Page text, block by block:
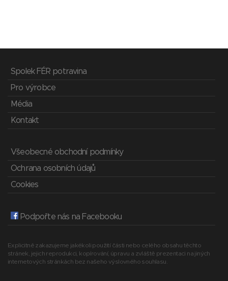
Spolek FÉR potravina
Pro výrobce
Média
Kontakt
Všeobecné obchodní podmínky
Ochrana osobních údajů
Cookies
Podpořte nás na Facebooku
Explicitně zakazujeme jakékoli použití části nebo celého obsahu těchto
stránek, jejich reprodukci, kopírování, úpravu a zvláště prezentaci na jiných
internetových stránkách bez našeho výslovného souhlasu.